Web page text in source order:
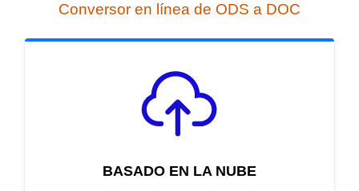
Conversor en línea de ODS a DOC
BASADO EN LA NUBE